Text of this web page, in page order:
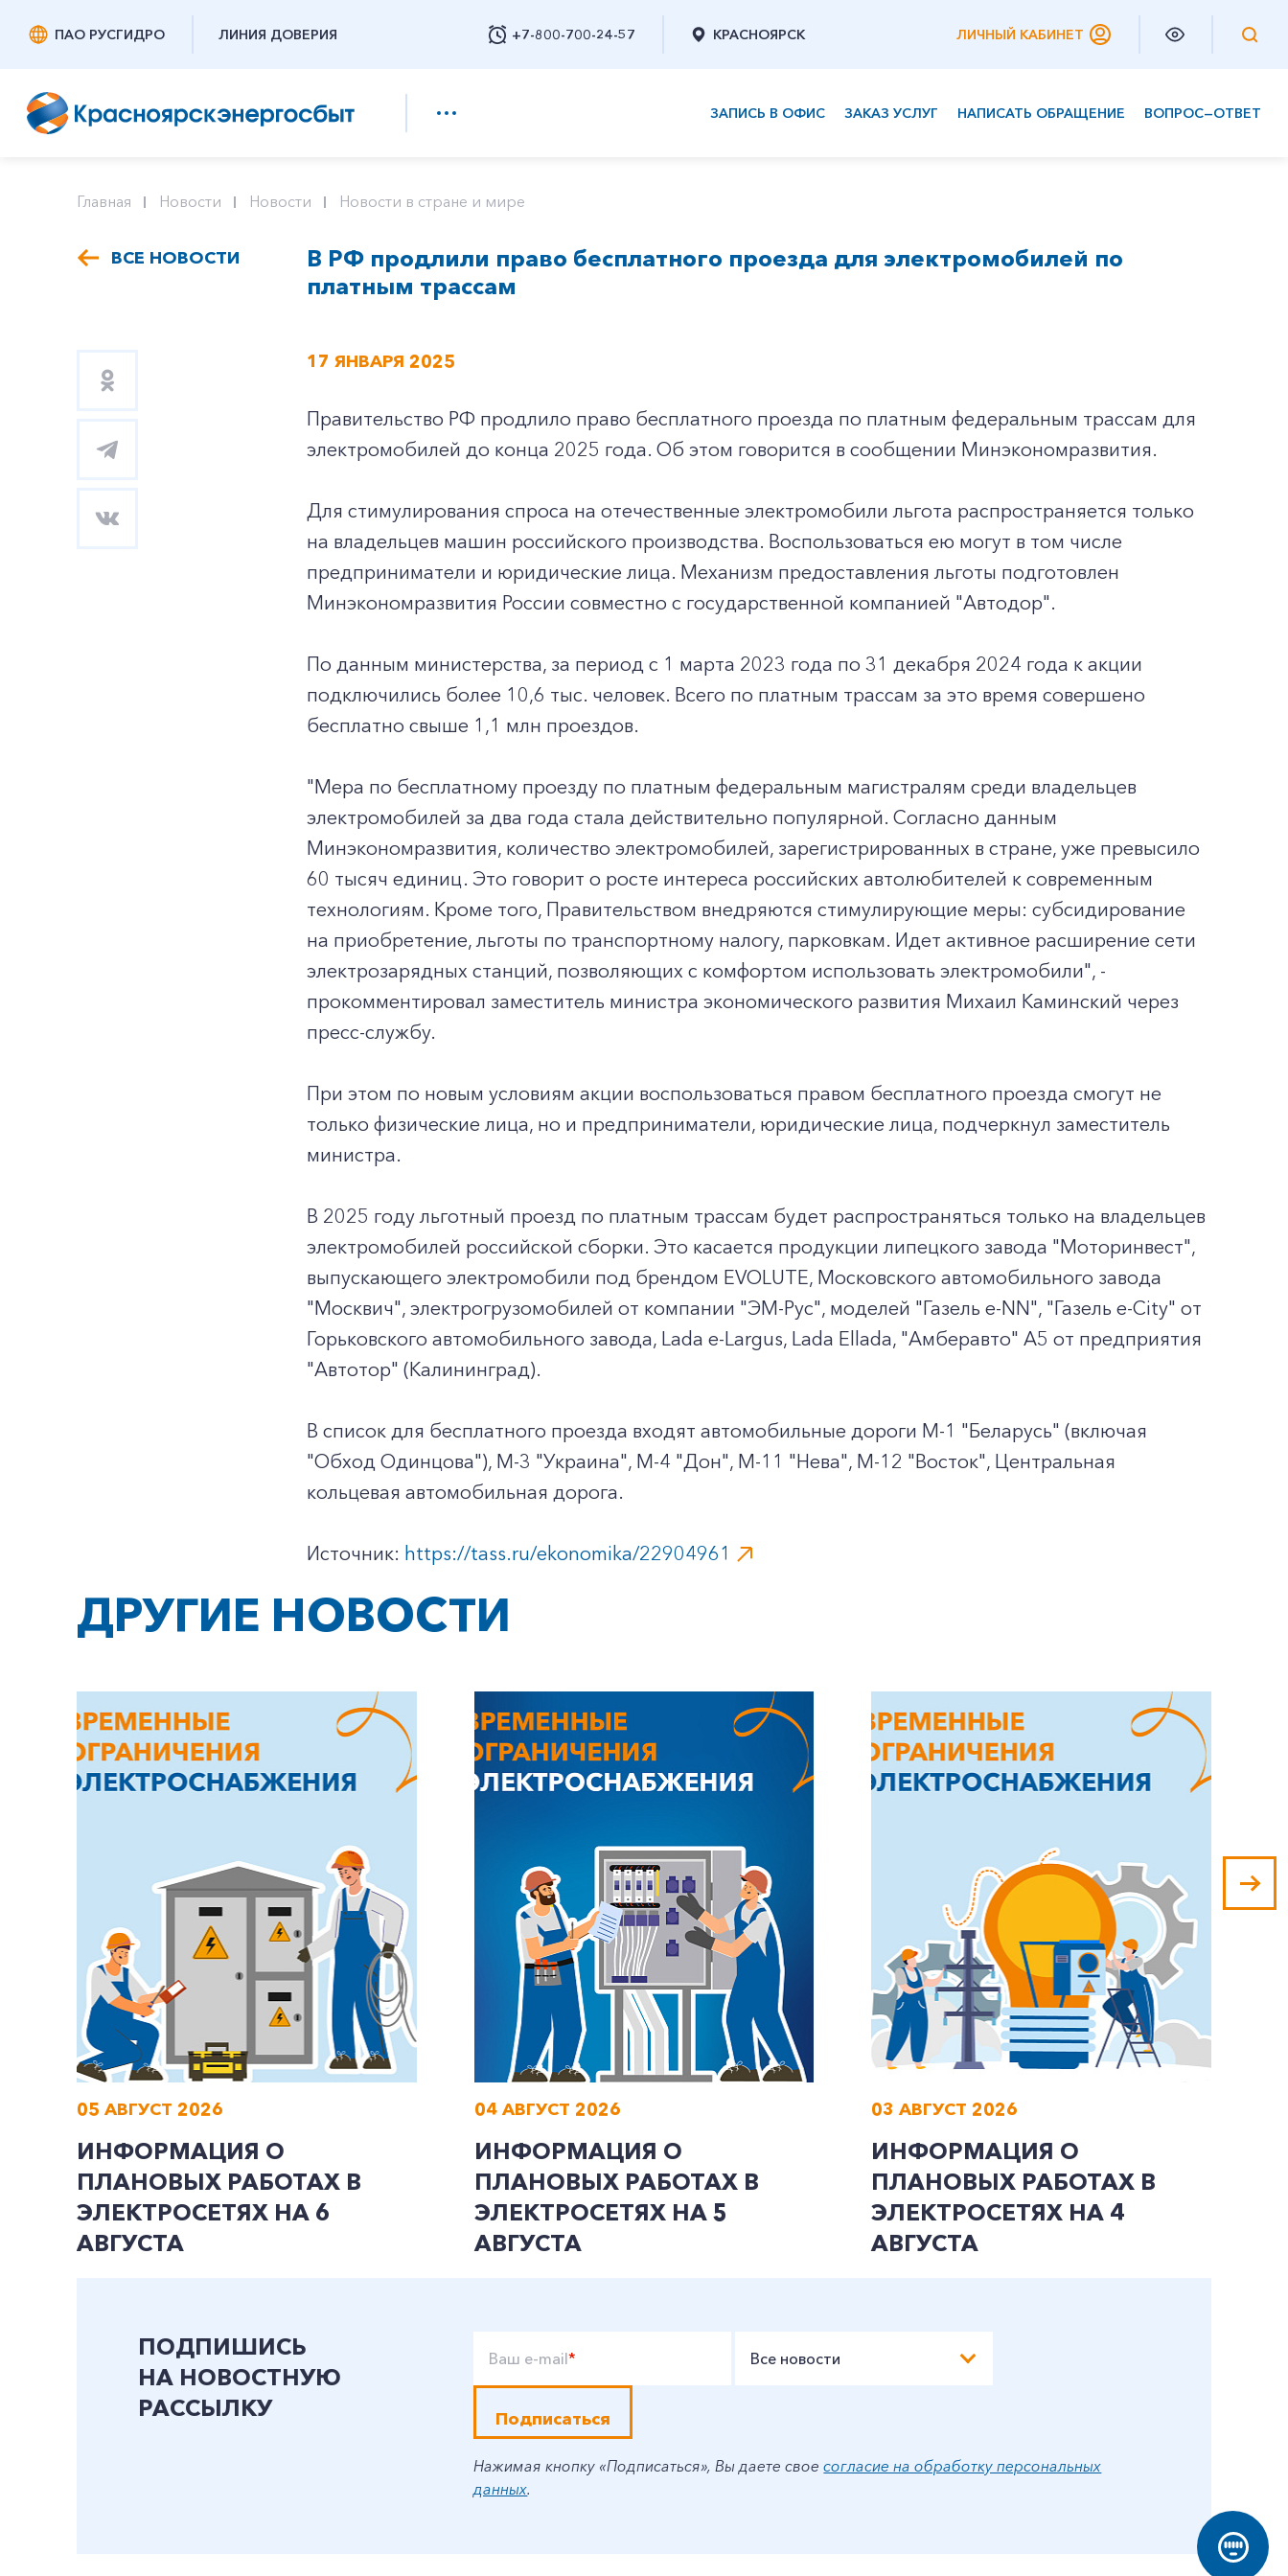
ПАО РУСГИДРО ЛИНИЯ ДОВЕРИЯ +7-800-700-24-57
Заказать обратный звонок
КРАСНОЯРСК ЛИЧНЫЙ КАБИНЕТ
ЗАПИСЬ В ОФИС ЗАКАЗ УСЛУГ НАПИСАТЬ ОБРАЩЕНИЕ ВОПРОС—ОТВЕТ
+7-800-700-24-57
Корпоративным клиентам
Главная Новости Новости Новости в стране и мире
ВСЕ НОВОСТИ
В РФ продлили право бесплатного проезда для электромобилей по
платным трассам
17 ЯНВАРЯ 2025
Правительство РФ продлило право бесплатного проезда по платным федеральным трассам для
электромобилей до конца 2025 года. Об этом говорится в сообщении Минэкономразвития.
Для стимулирования спроса на отечественные электромобили льгота распространяется только
на владельцев машин российского производства. Воспользоваться ею могут в том числе
предприниматели и юридические лица. Механизм предоставления льготы подготовлен
Минэкономразвития России совместно с государственной компанией "Автодор".
По данным министерства, за период с 1 марта 2023 года по 31 декабря 2024 года к акции
подключились более 10,6 тыс. человек. Всего по платным трассам за это время совершено
бесплатно свыше 1,1 млн проездов.
"Мера по бесплатному проезду по платным федеральным магистралям среди владельцев
электромобилей за два года стала действительно популярной. Согласно данным
Минэкономразвития, количество электромобилей, зарегистрированных в стране, уже превысило
60 тысяч единиц. Это говорит о росте интереса российских автолюбителей к современным
технологиям. Кроме того, Правительством внедряются стимулирующие меры: субсидирование
на приобретение, льготы по транспортному налогу, парковкам. Идет активное расширение сети
электрозарядных станций, позволяющих с комфортом использовать электромобили", -
прокомментировал заместитель министра экономического развития Михаил Каминский через
пресс-службу.
При этом по новым условиям акции воспользоваться правом бесплатного проезда смогут не
только физические лица, но и предприниматели, юридические лица, подчеркнул заместитель
министра.
В 2025 году льготный проезд по платным трассам будет распространяться только на владельцев
электромобилей российской сборки. Это касается продукции липецкого завода "Моторинвест",
выпускающего электромобили под брендом EVOLUTE, Московского автомобильного завода
"Москвич", электрогрузомобилей от компании "ЭМ-Рус", моделей "Газель e-NN", "Газель e-City" от
Горьковского автомобильного завода, Lada e-Largus, Lada Ellada, "Амберавто" А5 от предприятия
"Автотор" (Калининград).
В список для бесплатного проезда входят автомобильные дороги М-1 "Беларусь" (включая
"Обход Одинцова"), М-3 "Украина", М-4 "Дон", М-11 "Нева", М-12 "Восток", Центральная
кольцевая автомобильная дорога.
Источник: https://tass.ru/ekonomika/22904961
ДРУГИЕ НОВОСТИ
05 АВГУСТ 2026
ИНФОРМАЦИЯ О
ПЛАНОВЫХ РАБОТАХ В
ЭЛЕКТРОСЕТЯХ НА 6
АВГУСТА
04 АВГУСТ 2026
ИНФОРМАЦИЯ О
ПЛАНОВЫХ РАБОТАХ В
ЭЛЕКТРОСЕТЯХ НА 5
АВГУСТА
03 АВГУСТ 2026
ИНФОРМАЦИЯ О
ПЛАНОВЫХ РАБОТАХ В
ЭЛЕКТРОСЕТЯХ НА 4
АВГУСТА
ПОДПИШИСЬ
НА НОВОСТНУЮ
РАССЫЛКУ
Ваш e-mail* Все новости
Подписаться
Нажимая кнопку «Подписаться», Вы даете своесогласие на обработку персональных
данных.